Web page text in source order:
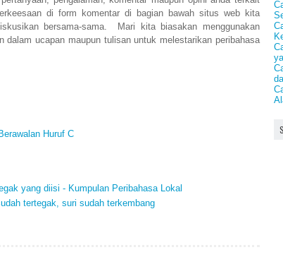
di form komentar di bagian bawah situs web kita
bersama-sama. Mari kita biasakan menggunakan
dalam ucapan maupun tulisan untuk melestarikan peribahasa
Huruf C
yang diisi - Kumpulan Peribahasa Lokal
tertegak, suri sudah terkembang